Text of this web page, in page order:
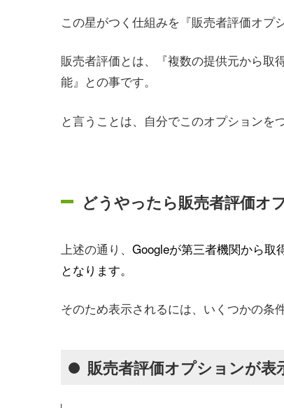
この星がつく仕組みを『販売者評価オプ
販売者評価とは、『複数の提供元から取
能』との事です。
と言うことは、自分でこのオプションを
どうやったら販売者評価オ
上述の通り、 Googleが第三者機関から取
となります。
そのため表示されるには、いくつかの条
販売者評価オプションが表